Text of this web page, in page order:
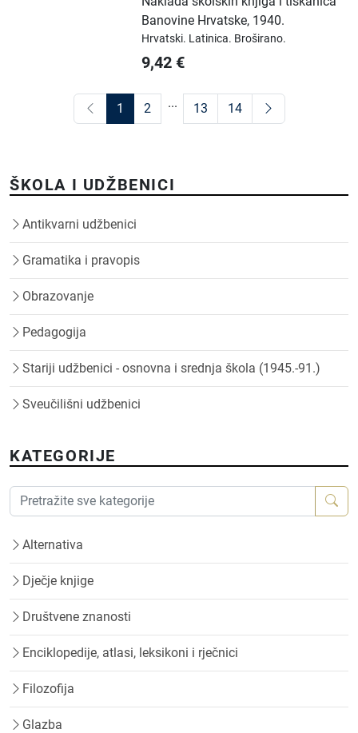
Banovine Hrvatske, 1940.
Hrvatski. Latinica. Broširano.
9,42 €
1 2 ... 13 14
ŠKOLA I UDŽBENICI
Antikvarni udžbenici
Gramatika i pravopis
Obrazovanje
Pedagogija
Stariji udžbenici - osnovna i srednja škola (1945.-91.)
Sveučilišni udžbenici
KATEGORIJE
Alternativa
Dječje knjige
Društvene znanosti
Enciklopedije, atlasi, leksikoni i rječnici
Filozofija
Glazba